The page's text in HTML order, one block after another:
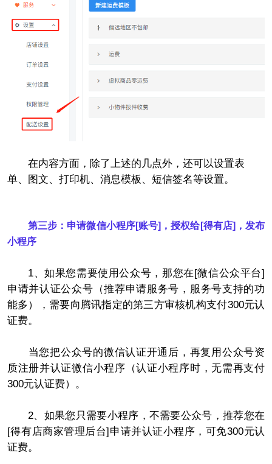
在内容方面，除了上述的几点外，还可以设置表
单、图文、打印机、消息模板、短信签名等设置。
第三步：申请微信小程序[账号]，授权给[得有店]，发布
小程序
1、如果您需要使用公众号，那您在[微信公众平台]
申请并认证公众号（推荐申请服务号，服务号支持的功
能多），需要向腾讯指定的第三方审核机构支付300元认
证费。
当您把公众号的微信认证开通后，再复用公众号资
质注册并认证微信小程序（认证小程序时，无需再支付
300元认证费）。
2、如果您只需要小程序，不需要公众号，推荐您在
[得有店商家管理后台]申请并认证小程序，可免300元认
证费。